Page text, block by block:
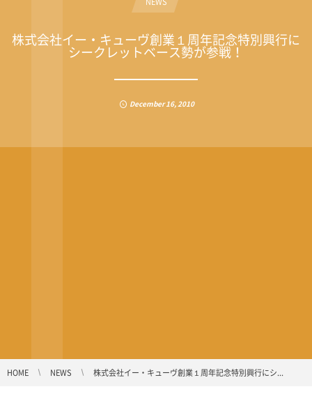
株式会社イー・キューヴ創業１周年記念特別興行に
シークレットベース勢が参戦！
December16,2010
HOME NEWS 株式会社イー・キューヴ創業１周年記念特別興行にシ...